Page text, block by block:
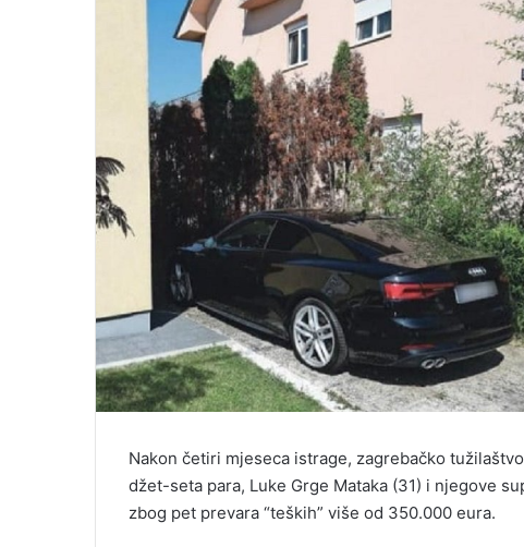
Nakon četiri mjeseca istrage, zagrebačko
džet-seta para, Luke Grge Mataka (31) i njegove
zbog pet prevara “teških” više od 350.000 eura.